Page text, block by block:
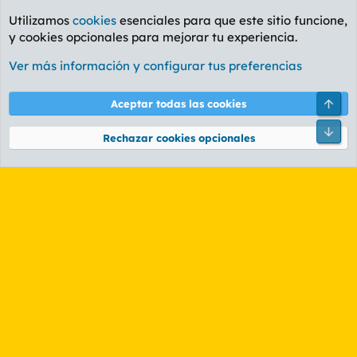
Foro Cine
Cookies
PL OLDSTYLE AMARILLO
Términos y reglas Política de privacidad Ayuda
Community platform by XenForo® © 2010-2026 XenForo Ltd.
Utilizamos cookies esenciales para que este sitio funcione,
y cookies opcionales para mejorar tu experiencia.
Ver más información y configurar tus preferencias
Aceptar todas las cookies
Rechazar cookies opcionales
Pie